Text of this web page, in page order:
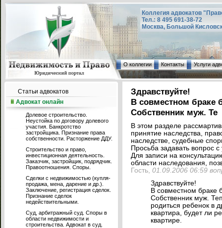
Коллегия адвокатов
Тел.: 8 495 691-38-72
Москва, Большой
О коллегии Контакты Услуги
Статьи адвокатов
Адвокат онлайн
Долевое строительство.
Неустойка по договору долевого
участия. Банкротство
застройщика. Признание права
собственности. Расторжение ДДУ.
Строительство и право,
инвестиционная деятельность.
Заказчик, застройщик, подрядчик.
Правоотношения. Споры.
Сделки с недвижимостью (купля-
продажа, мена, дарение и др.).
Заключение, регистрация сделок.
Признание сделок
недействительными.
Суд, арбитражный суд. Споры в
области недвижимости и
строительства. Адвокат в суд.
Здравствуйте!
В совместном браке
Собственник муж. Те
В этом разделе
принятие наследства,
наследстве, судебные
Просьба задавать вопрос
Для записи на
области наследования,
Гость, 01.09.2006 06:59
Здравствуйте!
В совместном браке
Собственник муж.
родиться ребенок в
квартира, будет ли
квартире.